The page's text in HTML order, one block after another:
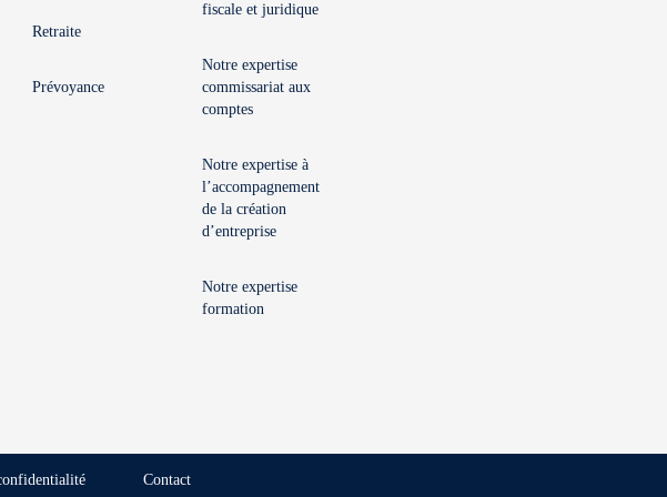
Retraite
Prévoyance
fiscale et juridique
Notre expertise
commissariat aux
comptes
Notre expertise à
l’accompagnement
de la création
d’entreprise
Notre expertise
formation
Contact